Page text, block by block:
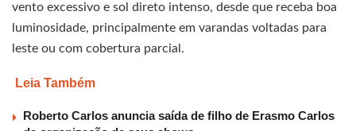
vento excessivo e sol direto intenso, desde que receba boa
luminosidade, principalmente em varandas voltadas para
leste ou com cobertura parcial.
Leia Também
Roberto Carlos anuncia saída de filho de Erasmo Carlos